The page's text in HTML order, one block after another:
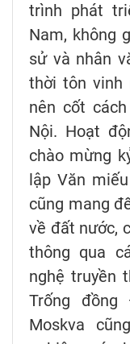
trình phát
Nam, không
sử và nhân
thời tôn vinh
nên cốt
Nội. Hoạt
chào mừng
lập Văn
cũng mang
về đất nước,
thông qua
nghệ truyền
Trống
Moskva